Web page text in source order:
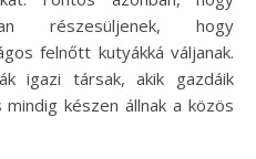
részesüljenek, hogy
felnőtt kutyákká váljanak.
igazi társak, akik gazdáik
készen állnak a közös